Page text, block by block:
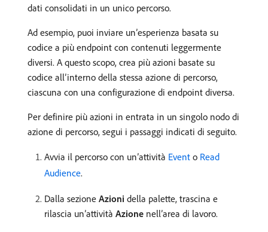
dati consolidati in un unico percorso.
Ad esempio, puoi inviare un’esperienza basata su
codice a più endpoint con contenuti leggermente
diversi. A questo scopo, crea più azioni basate su
codice all’interno della stessa azione di percorso,
ciascuna con una configurazione di endpoint diversa.
Per definire più azioni in entrata in un singolo nodo di
azione di percorso, segui i passaggi indicati di seguito.
Avvia il percorso con un’attività Event o Read
Audience.
Dalla sezione Azioni della palette, trascina e
rilascia un’attività Azione nell’area di lavoro.